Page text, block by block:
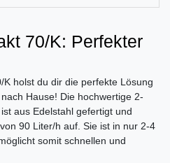
70/K: Perfekter
holst du dir die perfekte Lösung
Hause! Die hochwertige 2-
aus Edelstahl gefertigt und
90 Liter/h auf. Sie ist in nur 2-4
somit schnellen und